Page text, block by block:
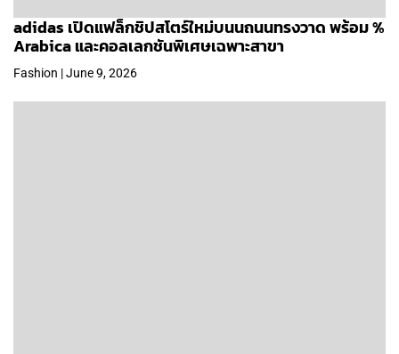
adidas เปิดแฟล็กชิปสโตร์ใหม่บนนถนนทรงวาด พร้อม %
Arabica และคอลเลกชันพิเศษเฉพาะสาขา
Fashion | June 9, 2026